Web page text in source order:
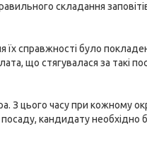
складання
справжності було
що стягувалася за такі
З цього часу при кожному
кандидату необхідно